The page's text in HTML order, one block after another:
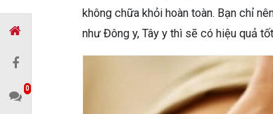
không chữa khỏi hoàn toàn. Bạn chỉ
như Đông y, Tây y thì sẽ có hiệu quả
0